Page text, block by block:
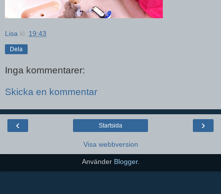
Lisa kl. 19:43
Dela
Inga kommentarer:
Skicka en kommentar
‹ ›
Startsida
Visa webbversion
Använder Blogger.